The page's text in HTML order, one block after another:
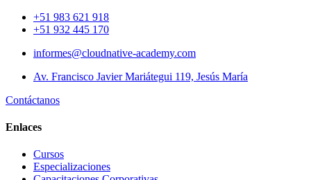
+51 983 621 918
+51 932 445 170
informes@cloudnative-academy.com
Av. Francisco Javier Mariátegui 119, Jesús María
Contáctanos
Enlaces
Cursos
Especializaciones